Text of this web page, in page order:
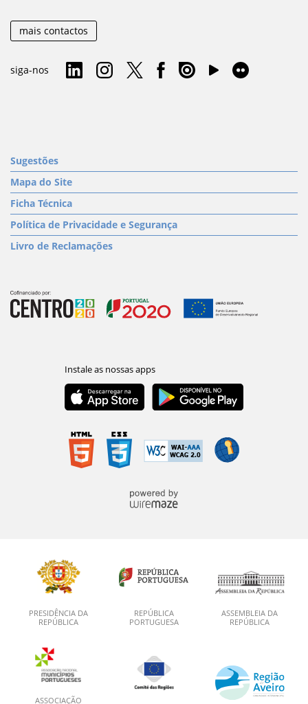
mais contactos
siga-nos
Sugestões
Mapa do Site
Ficha Técnica
Política de Privacidade e Segurança
Livro de Reclamações
PRESIDÊNCIA DA
REPÚBLICA
REPÚBLICA
PORTUGUESA
ASSEMBLEIA DA
REPÚBLICA
ASSOCIAÇÃO